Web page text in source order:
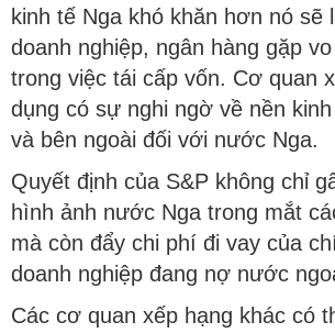
kinh tế Nga khó khăn hơn nó sẽ
doanh nghiệp, ngân hàng gặp
trong việc tái cấp vốn. Cơ quan
dụng có sự nghi ngờ về nền
và bên ngoài đối với nước Nga.
Quyết định của S&P không chỉ
hình ảnh nước Nga trong mắt
mà còn đẩy chi phí đi vay của
doanh nghiệp đang nợ nước
Các cơ quan xếp hạng khác có